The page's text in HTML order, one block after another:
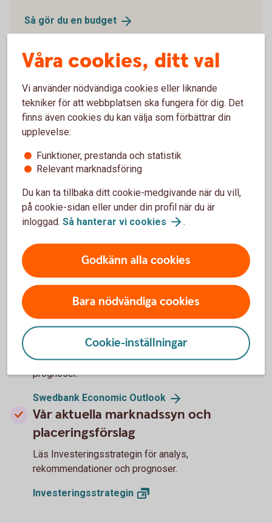
Så gör du en budget
Försäkra din ekonomi
Ekonomin kan svänga, det har vi sett de senaste
åren. Med en försäkring ökar du tryggheten för dig
och din familj.
Prognos för ekonomin framöver
Hur kommer ekonomin att utvecklas
för Sverige och omvärlden?
Läs vår konjunkturrapport - Swedbank Economic
Outlook - där våra experter delar med sig av sina
prognoser.
Swedbank Economic Outlook
Vår aktuella marknadssyn och
placeringsförslag
Läs Investeringsstrategin för analys,
rekommendationer och prognoser.
Investeringsstrategin
Våra cookies, ditt val
Vi använder nödvändiga cookies eller liknande
tekniker för att webbplatsen ska fungera för dig. Det
finns även cookies du kan välja som förbättrar din
upplevelse:
Funktioner, prestanda och statistik
Relevant marknadsföring
Du kan ta tillbaka ditt cookie-medgivande när du vill,
på cookie-sidan eller under din profil när du är
inloggad. Så hanterar vi cookies .
Godkänn alla cookies
Bara nödvändiga cookies
Cookie-inställningar